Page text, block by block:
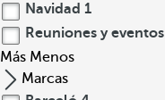
Navidad 1
Reuniones y eventos
Más Menos
Marcas